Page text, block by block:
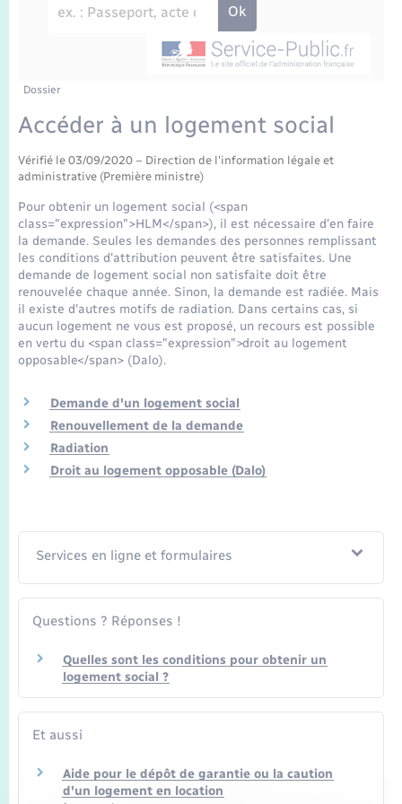
Etat-civil - Papiers - Citoyenneté
Parrainage civil
Concessions funéraires
Nouvel habitant
Numérique
Organisation d’événement
Sécurité - Prévention
Seniors
Transports
Transports scolaires
Voirie et espace public
Travaux - Autorisation d’occupation de l’espace
Plan interactif
La Communauté de communes
Dossier
Accéder à un logement social
Vérifié le 03/09/2020 – Direction de l'information légale et
administrative (Première ministre)
Pour obtenir un logement social (<span
class="expression">HLM</span>), il est nécessaire d'en faire
la demande. Seules les demandes des personnes remplissant
les conditions d'attribution peuvent être satisfaites. Une
demande de logement social non satisfaite doit être
renouvelée chaque année. Sinon, la demande est radiée. Mais
il existe d'autres motifs de radiation. Dans certains cas, si
aucun logement ne vous est proposé, un recours est possible
en vertu du <span class="expression">droit au logement
opposable</span> (Dalo).
Demande d'un logement social
Renouvellement de la demande
Radiation
Droit au logement opposable (Dalo)
Services en ligne et formulaires
Questions ? Réponses !
Quelles sont les conditions pour obtenir un
logement social ?
Et aussi
Aide pour le dépôt de garantie ou la caution
d'un logement en location